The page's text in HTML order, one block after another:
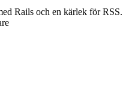
Rails och en kärlek för RSS.